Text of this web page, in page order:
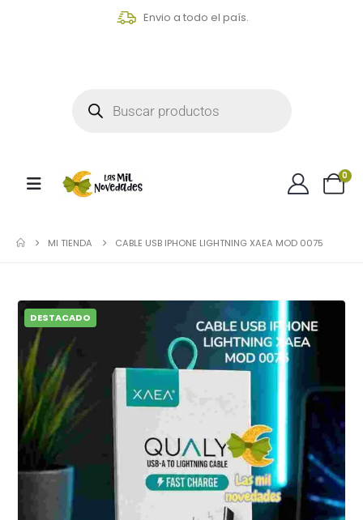
Envio a todo el país.
0
MI TIENDA CABLE USB IPHONE LIGHTNING XAEA MOD 0075
DESTACADO